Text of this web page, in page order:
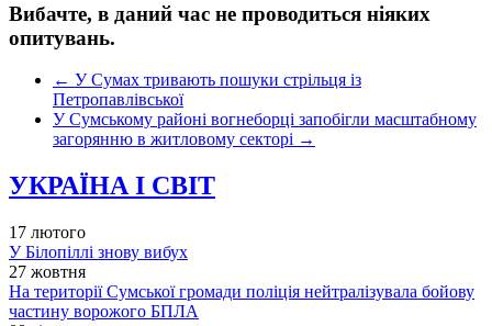
Вибачте, в даний час не проводиться ніяких
опитувань.
← У Сумах тривають пошуки стрільця із
Петропавлівської
У Сумському районі вогнеборці запобігли масштабному
загорянню в житловому секторі →
УКРАЇНА І СВІТ
17 лютого
У Білопіллі знову вибух
27 жовтня
На території Сумської громади поліція нейтралізувала бойову
частину ворожого БПЛА